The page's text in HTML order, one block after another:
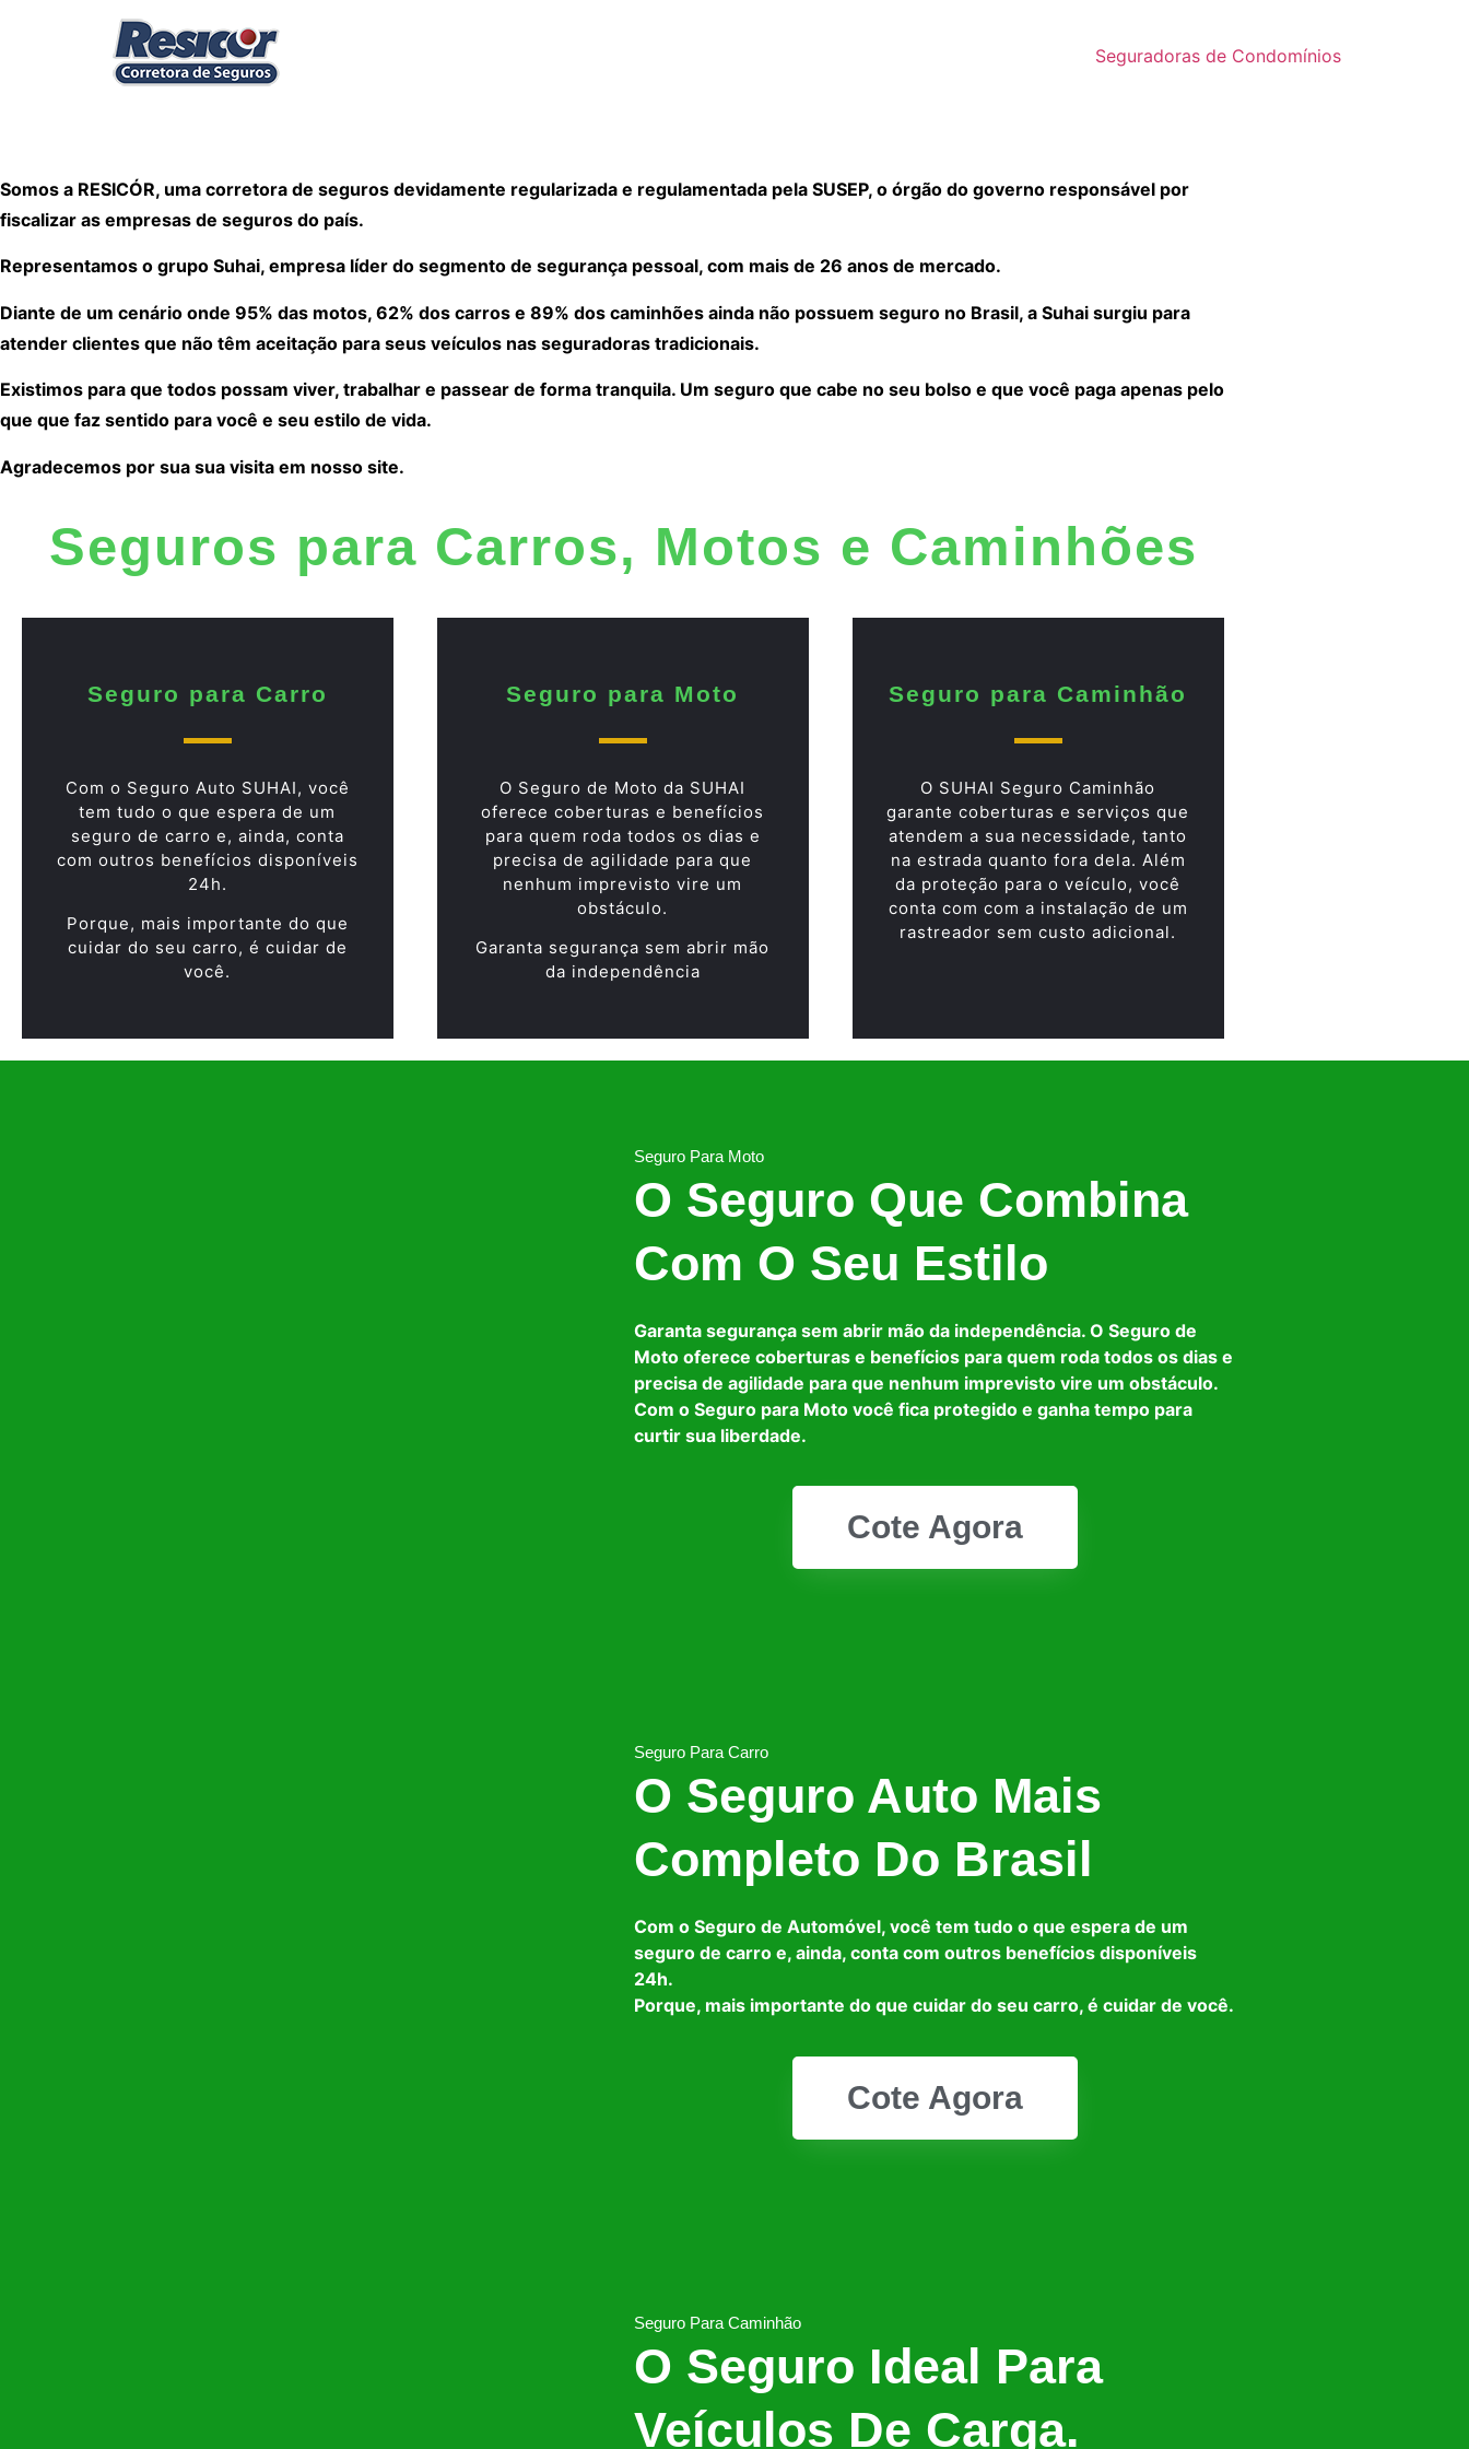
Seguradoras de Condomínios
Somos a RESICÓR, uma corretora de seguros devidamente regularizada e regulamentada pela SUSEP, o órgão do governo responsável por
fiscalizar as empresas de seguros do país.
Representamos o grupo Suhai, empresa líder do segmento de segurança pessoal, com mais de 26 anos de mercado.
Diante de um cenário onde 95% das motos, 62% dos carros e 89% dos caminhões ainda não possuem seguro no Brasil, a Suhai surgiu para
atender clientes que não têm aceitação para seus veículos nas seguradoras tradicionais.
Existimos para que todos possam viver, trabalhar e passear de forma tranquila. Um seguro que cabe no seu bolso e que você paga apenas pelo
que que faz sentido para você e seu estilo de vida.
Agradecemos por sua sua visita em nosso site.
Seguros para Carros, Motos e Caminhões
Seguro para Carro
Com o Seguro Auto SUHAI, você
tem tudo o que espera de um
seguro de carro e, ainda, conta
com outros benefícios disponíveis
24h.
Porque, mais importante do que
cuidar do seu carro, é cuidar de
você.
Seguro para Moto
O Seguro de Moto da SUHAI
oferece coberturas e benefícios
para quem roda todos os dias e
precisa de agilidade para que
nenhum imprevisto vire um
obstáculo.
Garanta segurança sem abrir mão
da independência
Seguro para Caminhão
O SUHAI Seguro Caminhão
garante coberturas e serviços que
atendem a sua necessidade, tanto
na estrada quanto fora dela. Além
da proteção para o veículo, você
conta com com a instalação de um
rastreador sem custo adicional.
Seguro Para Moto
O Seguro Que Combina
Com O Seu Estilo
Garanta segurança sem abrir mão da independência. O Seguro de
Moto oferece coberturas e benefícios para quem roda todos os dias e
precisa de agilidade para que nenhum imprevisto vire um obstáculo.
Com o Seguro para Moto você fica protegido e ganha tempo para
curtir sua liberdade.
Cote Agora
Seguro Para Carro
O Seguro Auto Mais
Completo Do Brasil
Com o Seguro de Automóvel, você tem tudo o que espera de um
seguro de carro e, ainda, conta com outros benefícios disponíveis
24h.
Porque, mais importante do que cuidar do seu carro, é cuidar de você.
Cote Agora
Seguro Para Caminhão
O Seguro Ideal Para
Veículos De Carga.